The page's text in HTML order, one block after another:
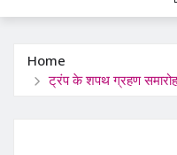
Home
ट्रंप के शपथ ग्रहण